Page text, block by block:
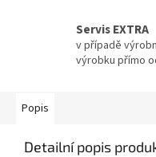
Servis EXTRA
v případě
výrobku přímo
Popis
Detailní popis